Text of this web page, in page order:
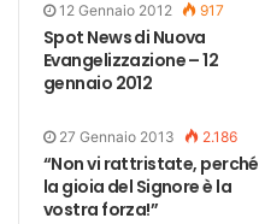
12 Gennaio 2012 917
Spot News di Nuova
Evangelizzazione – 12
gennaio 2012
27 Gennaio 2013 2.186
“Non vi rattristate, perché
la gioia del Signore è la
vostra forza!”